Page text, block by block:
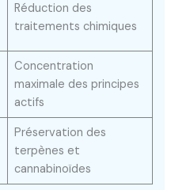
Réduction des
traitements chimiques
Concentration
maximale des principes
actifs
Préservation des
terpènes et
cannabinoïdes